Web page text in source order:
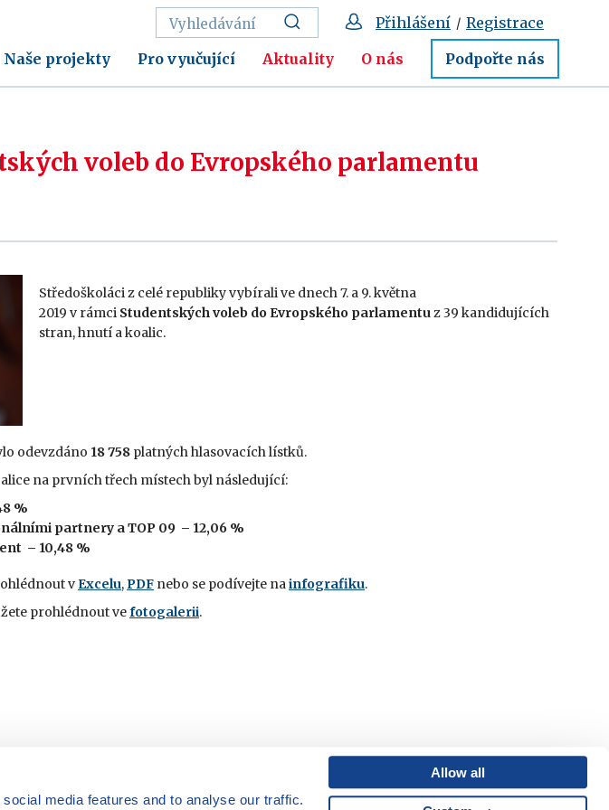
media features and to analyse our traffic.
Allow all
Naše projekty Pro vyučující Aktuality O nás Podpořte nás
Přihlášení / Registrace
voleb do Evropského parlamentu
Středoškoláci z celé republiky vybírali ve dnech 7. a 9. května
2019 v rámci Studentských voleb do Evropského parlamentuz 39 kandidujících
stran, hnutí a koalic.
odevzdáno 18 758 platných hlasovacích lístků.
na prvních třech místech byl následující:
%
partnery a TOP 09 – 12,06 %
– 10,48 %
vExcelu,PDF nebo se podívejte nainfografiku.
prohlédnout vefotogalerii.